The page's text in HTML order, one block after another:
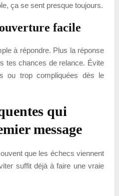
ça se sent presque toujours.
facile
à répondre. Plus la réponse
tes chances de relance. Évite
ou trop compliquées dès le
qui
message
que les échecs viennent
suffit déjà à faire une vraie